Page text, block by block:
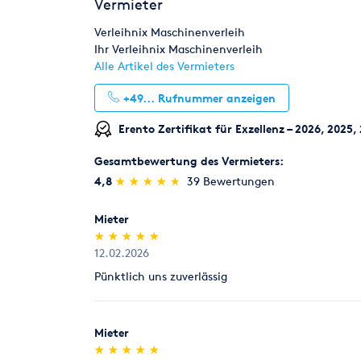
Rücknahme von Verbrauchsmaterial
Verbrauchsmaterial (z.B. Schleifpapiere für
innerhalb von 7 Tagen zum Verkaufspreis
Legitimation
Als Neukunde bitten wir Sie einen gültigen
(Personalausweis).
Schweißen & Löten Umziehen
Vermieter
Verleihnix Maschinenverleih
Ihr Verleihnix Maschinenverleih
Alle Artikel des Vermieters
+49... Rufnummer anzeigen
Erento Zertifikat für Exzellenz – 2026, 2025,
Gesamtbewertung des Vermieters:
4,8 (*)
★
★
(*) ★
★
(*) ★
★
(*) ★
★
(*) ★
★ 39 Bewertungen
Mieter
(*)
★
★
(*) ★
★
(*) ★
★
(*) ★
★
(*) ★
★
12.02.2026
Pünktlich uns zuverlässig
Mieter
(*)
★
★
(*) ★
★
(*) ★
★
(*) ★
★
(*) ★
★